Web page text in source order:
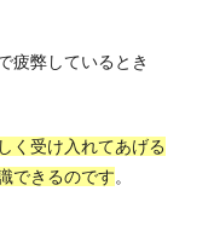
疲弊しているとき
く受け入れてあげる
できるのです。